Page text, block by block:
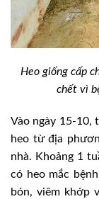
Heo giống cấp
chết vì
Vào ngày 15-10,
heo từ địa
nhà. Khoảng 1
có heo mắc
bón, viêm khớp